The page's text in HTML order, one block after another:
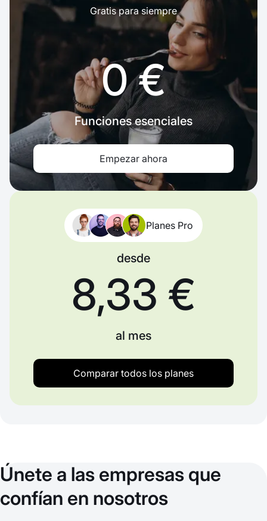
Gratis para siempre
0 €
Funciones esenciales
Empezar ahora
Planes Pro
desde
8,33 €
al mes
Comparar todos los planes
Únete a las empresas que
confían en nosotros